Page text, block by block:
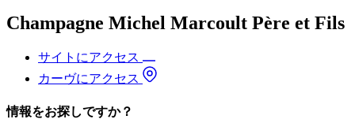
Champagne Michel Marcoult Père et Fils
サイトにアクセス
カーヴにアクセス
情報をお探しですか？